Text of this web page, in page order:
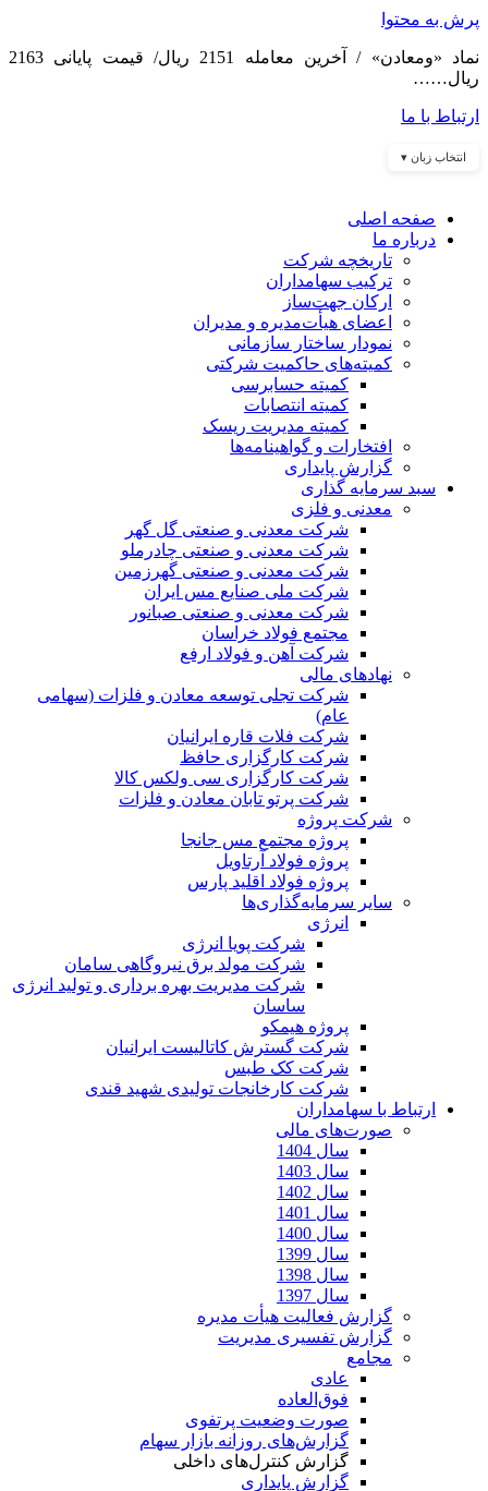
پرش به محتوا
نماد «ومعادن» / آخرین معامله 2151 ریال/ قیمت پایانی 2163
ریال……
ارتباط با ما
انتخاب زبان ▾
صفحه اصلی
درباره ما
تاریخچه شرکت
ترکیب سهامداران
ارکان جهت‌ساز
اعضای هیأت‌مدیره و مدیران
نمودار ساختار سازمانی
کمیته‌های حاکمیت شرکتی
کمیته حسابرسی
کمیته انتصابات
کمیته مدیریت ریسک
افتخارات و گواهینامه‌ها
گزارش پایداری
سبد سرمایه گذاری
معدنی و فلزی
شرکت معدنی و صنعتی گل گهر
شرکت معدنی و صنعتی چادرملو
شرکت معدنی و صنعتی گهرزمین
شرکت ملی صنایع مس ایران
شرکت معدنی و صنعتی صبانور
مجتمع فولاد خراسان
شرکت آهن و فولاد ارفع
نهادهای مالی
شرکت تجلی توسعه معادن و فلزات (سهامی
عام)
شرکت فلات قاره ایرانیان
شرکت کارگزاری حافظ
شرکت کارگزاری سی ولکس کالا
شرکت پرتو تابان معادن و فلزات
شرکت پروژه
پروژه مجتمع مس جانجا
پروژه فولاد آرتاویل
پروژه فولاد اقلید پارس
سایر سرمایه‌گذاری‌ها
انرژی
شرکت پویا انرژی
شرکت مولد برق نیروگاهی سامان
شرکت مدیریت بهره برداری و تولید انرژی
ساسان
پروژه هیمکو
شرکت گسترش کاتالیست ایرانیان
شرکت کک طبس
شرکت کارخانجات تولیدی شهید قندی
ارتباط با سهامداران
صورت‌های مالی
سال 1404
سال 1403
سال 1402
سال 1401
سال 1400
سال 1399
سال 1398
سال 1397
گزارش فعالیت هیأت مدیره
گزارش تفسیری مدیریت
مجامع
عادی
فوق‌العاده
صورت وضعیت پرتفوی
گزارش‌های روزانه بازار سهام
گزارش کنترل‌های داخلی
گزارش پایداری